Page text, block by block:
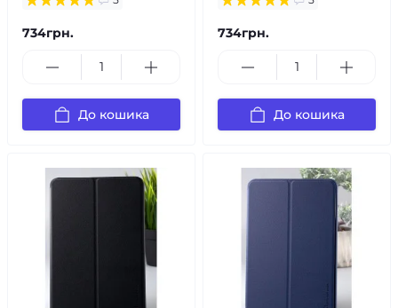
734грн.
До кошика
734грн.
До кошика